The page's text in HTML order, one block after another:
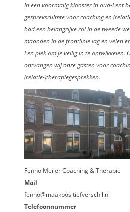
In een voormalig klooster in oud-Lent
gespreksruimte voor coaching en
had een belangrijke rol in de tweede
maanden in de frontlinie lag en velen
Een plek om je veilig in te ontwikkelen.
ontvangen wij onze gasten voor
(relatie-)therapiegesprekken.
Fenno Meijer Coaching & Therapie
Mail
fenno@maakpositiefverschil.nl
Telefoonnummer